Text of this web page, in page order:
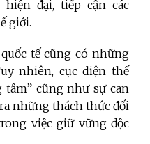
đại, tiếp cận các
giới.
tế cũng có những
nhiên, cục diện thế
cũng như sự can
những thách thức đối
việc giữ vững độc